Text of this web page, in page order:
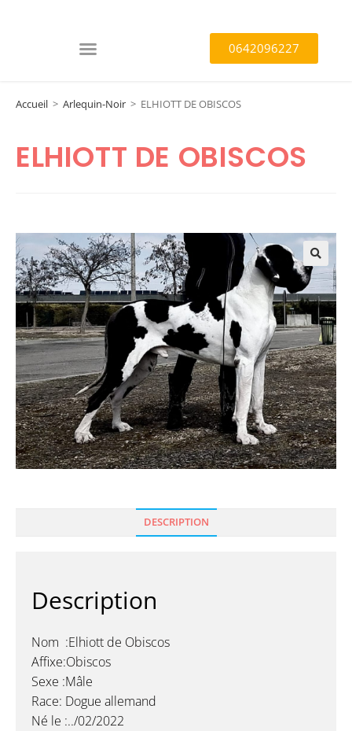
0642096227
Accueil > Arlequin-Noir > ELHIOTT DE OBISCOS
ELHIOTT DE OBISCOS
🔍
DESCRIPTION
Description
Nom :Elhiott de Obiscos
Affixe:Obiscos
Sexe :Mâle
Race: Dogue allemand
Né le :../02/2022